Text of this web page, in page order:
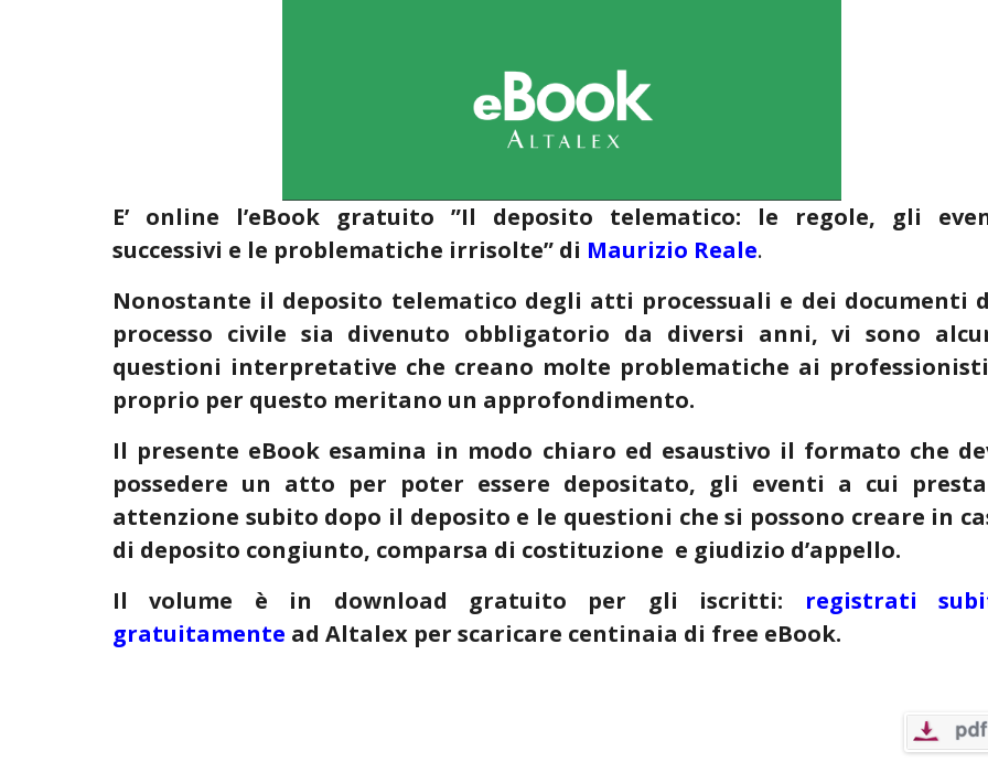
E’ online l’eBook gratuito ”Il deposito telematico: le regole, gli
successivi e le problematiche irrisolte” di Maurizio Reale.
Nonostante il deposito telematico degli atti processuali e dei documenti
processo civile sia divenuto obbligatorio da diversi anni, vi sono
questioni interpretative che creano molte problematiche ai
proprio per questo meritano un approfondimento.
Il presente eBook esamina in modo chiaro ed esaustivo il formato che
possedere un atto per poter essere depositato, gli eventi a cui
attenzione subito dopo il deposito e le questioni che si possono creare in
di deposito congiunto, comparsa di costituzione e giudizio d’appello.
Il volume è in download gratuito per gli iscritti: registrati
gratuitamente ad Altalex per scaricare centinaia di free eBook.